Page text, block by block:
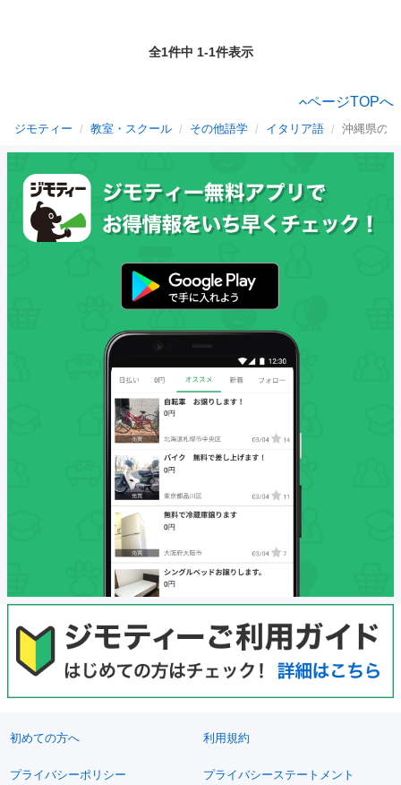
全1件中 1-1件表示
ページTOPへ
ジモティー 教室・スクール その他語学 イタリア語 沖縄県の
初めての方へ 利用規約
プライバシーポリシー プライバシーステートメント